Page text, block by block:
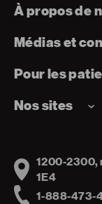
À propos de
Médias et
Pour les
Nos sites
Address
1200-2300,
1E4
1-888-473-